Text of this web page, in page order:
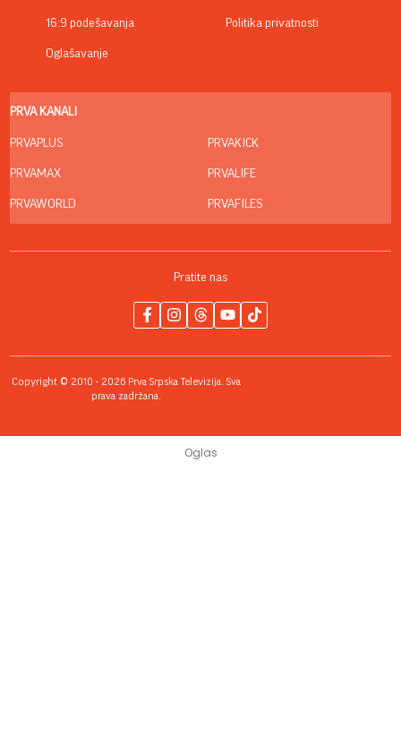
16:9 podešavanja
Oglašavanje
Politika privatnosti
PRVA KANALI
PRVAPLUS
PRVAMAX
PRVAWORLD
PRVAKICK
PRVALIFE
PRVAFILES
Pratite nas
Copyright © 2010 - 2026 Prva Srpska Televizija. Sva
prava zadržana.